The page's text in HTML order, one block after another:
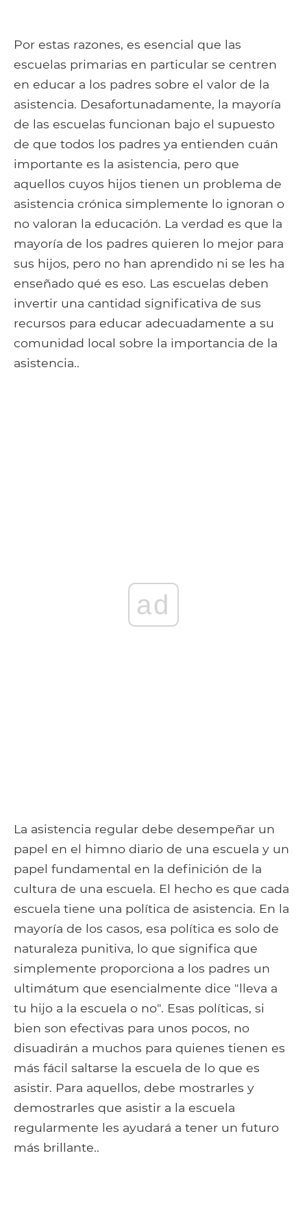
Por estas razones, es esencial que las
escuelas primarias en particular se centren
en educar a los padres sobre el valor de la
asistencia. Desafortunadamente, la mayoría
de las escuelas funcionan bajo el supuesto
de que todos los padres ya entienden cuán
importante es la asistencia, pero que
aquellos cuyos hijos tienen un problema de
asistencia crónica simplemente lo ignoran o
no valoran la educación. La verdad es que la
mayoría de los padres quieren lo mejor para
sus hijos, pero no han aprendido ni se les ha
enseñado qué es eso. Las escuelas deben
invertir una cantidad significativa de sus
recursos para educar adecuadamente a su
comunidad local sobre la importancia de la
asistencia..
ad
La asistencia regular debe desempeñar un
papel en el himno diario de una escuela y un
papel fundamental en la definición de la
cultura de una escuela. El hecho es que cada
escuela tiene una política de asistencia. En la
mayoría de los casos, esa política es solo de
naturaleza punitiva, lo que significa que
simplemente proporciona a los padres un
ultimátum que esencialmente dice "lleva a
tu hijo a la escuela o no". Esas políticas, si
bien son efectivas para unos pocos, no
disuadirán a muchos para quienes tienen es
más fácil saltarse la escuela de lo que es
asistir. Para aquellos, debe mostrarles y
demostrarles que asistir a la escuela
regularmente les ayudará a tener un futuro
más brillante..